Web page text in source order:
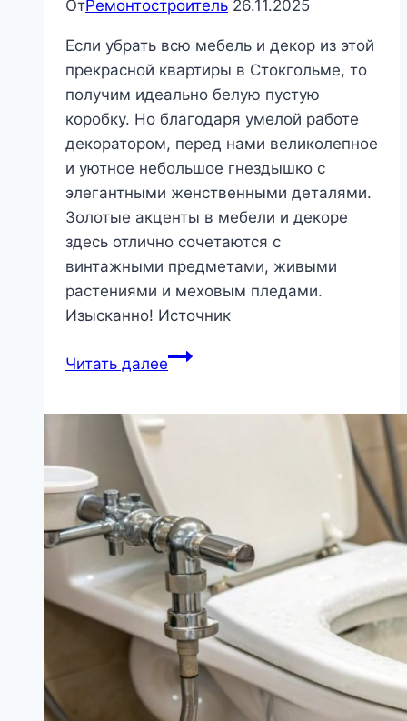
ОтРемонтостроитель 26.11.2025
Если убрать всю мебель и декор из этой
прекрасной квартиры в Стокгольме, то
получим идеально белую пустую
коробку. Но благодаря умелой работе
декоратором, перед нами великолепное
и уютное небольшое гнездышко с
элегантными женственными деталями.
Золотые акценты в мебели и декоре
здесь отлично сочетаются с
винтажными предметами, живыми
растениями и меховым пледами.
Изысканно! Источник
Читать далееЖенственный